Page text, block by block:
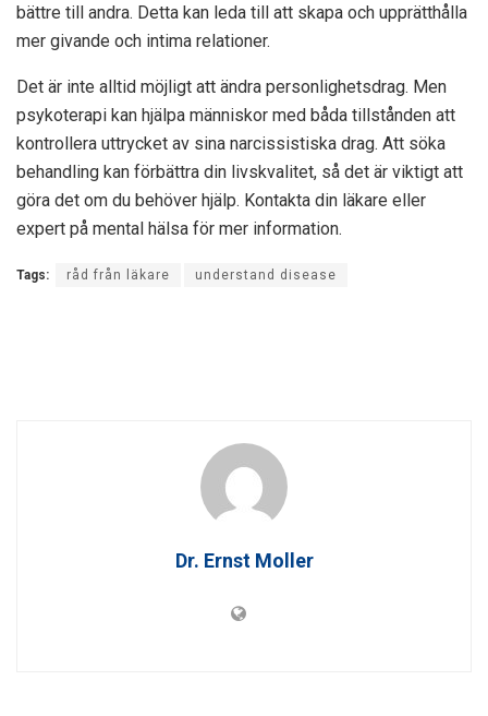
bättre till andra. Detta kan leda till att skapa och upprätthålla
mer givande och intima relationer.
Det är inte alltid möjligt att ändra personlighetsdrag. Men
psykoterapi kan hjälpa människor med båda tillstånden att
kontrollera uttrycket av sina narcissistiska drag. Att söka
behandling kan förbättra din livskvalitet, så det är viktigt att
göra det om du behöver hjälp. Kontakta din läkare eller
expert på mental hälsa för mer information.
Tags: råd från läkare understand disease
Dr. Ernst Moller